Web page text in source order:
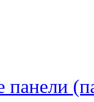
панели